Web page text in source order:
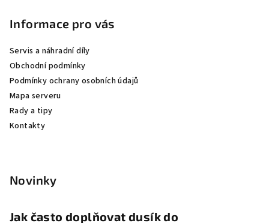
Informace pro vás
Servis a náhradní díly
Obchodní podmínky
Podmínky ochrany osobních údajů
Mapa serveru
Rady a tipy
Kontakty
Novinky
Jak často doplňovat dusík do